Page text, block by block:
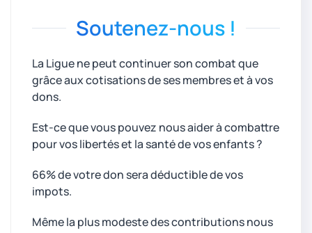
Soutenez-nous !
La Ligue ne peut continuer son combat que
grâce aux cotisations de ses membres et à vos
dons.
Est-ce que vous pouvez nous aider à combattre
pour vos libertés et la santé de vos enfants ?
66% de votre don sera déductible de vos
impots.
Même la plus modeste des contributions nous